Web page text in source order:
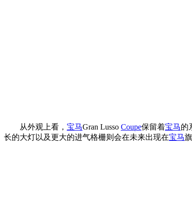
从外观上看， 宝马Gran Lusso Coupe保留着宝马的
长的大灯以及更大的进气格栅则会在未来出现在宝马